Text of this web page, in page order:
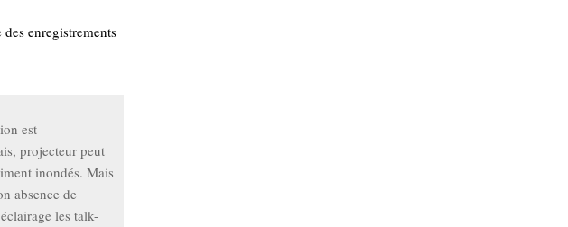
enregistrements
est
projecteur peut
inondés. Mais
absence de
les talk-